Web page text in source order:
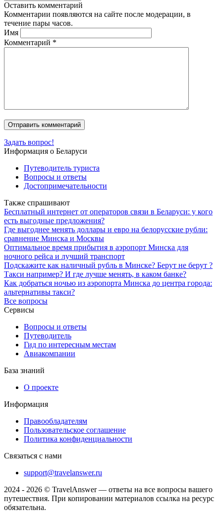
Оставить комментарий
Комментарии появляются на сайте после модерации, в
течение пары часов.
Имя
Комментарий *
Задать вопрос!
Информация о Беларуси
Путеводитель туриста
Вопросы и ответы
Достопримечательности
Также спрашивают
Бесплатный интернет от операторов связи в Беларуси: у кого
есть выгодные предложения?
Где выгоднее менять доллары и евро на белорусские рубли:
сравнение Минска и Москвы
Оптимальное время прибытия в аэропорт Минска для
ночного рейса и лучший транспорт
Подскажите как наличный рубль в Минске? Берут не берут ?
Такси например? И где лучше менять, в каком банке?
Как добраться ночью из аэропорта Минска до центра города:
альтернативы такси?
Все вопросы
Сервисы
Вопросы и ответы
Путеводитель
Гид по интересным местам
Авиакомпании
База знаний
О проекте
Информация
Правообладателям
Пользовательское соглашение
Политика конфиденциальности
Связаться с нами
support@travelanswer.ru
2024 - 2026 © TravelAnswer — ответы на все вопросы вашего
путешествия. При копировании материалов ссылка на ресурс
обязательна.